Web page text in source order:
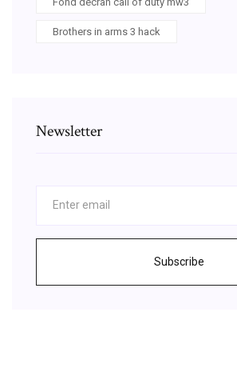
Brothers in arms 3 hack
Newsletter
Subscribe